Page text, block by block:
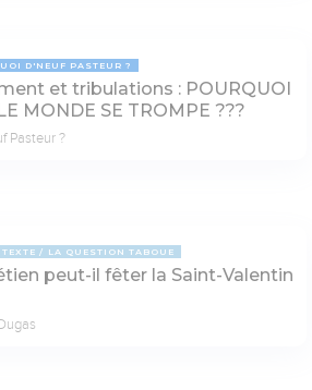
D'NEUF PASTEUR ?
et tribulations : POURQUOI
MONDE SE TROMPE ???
Pasteur ?
LA QUESTION TABOUE
peut-il fêter la Saint-Valentin